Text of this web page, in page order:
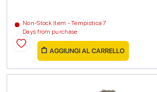
Non-Stock Item - Tempistica 7
Days from purchase
AGGIUNGI AL CARRELLO